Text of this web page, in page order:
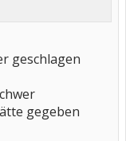
geschlagen
gegeben